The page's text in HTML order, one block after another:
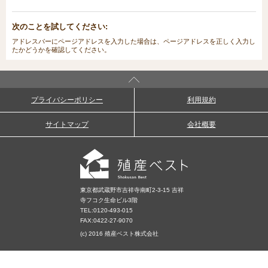
次のことを試してください:
アドレスバーにページアドレスを入力した場合は、ページアドレスを正しく入力し
たかどうかを確認してください。
プライバシーポリシー 利用規約
サイトマップ 会社概要
東京都武蔵野市吉祥寺南町2-3-15 吉祥
寺フコク生命ビル3階
TEL:0120-493-015
FAX:0422-27-9070
(c) 2016 殖産ベスト株式会社